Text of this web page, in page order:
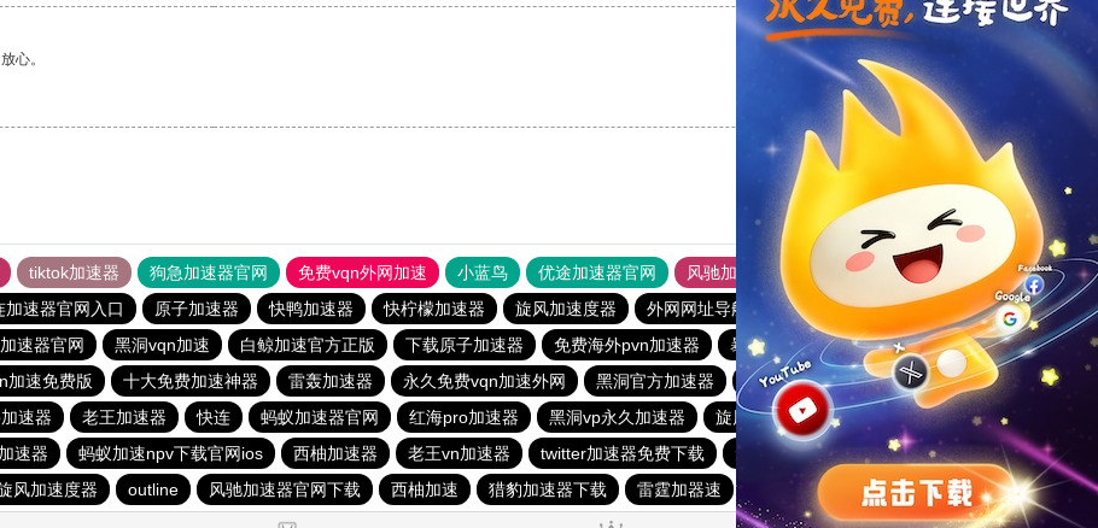
心。
支持
tiktok加速器 狗急加速器官网 免费vqn外网加速 小蓝鸟 优途加速器官网 风驰加速器
旋风加速器
加速器官网入口 原子加速器 快鸭加速器 快柠檬加速器 旋风加速度器 外网网址导航 软件中心 雷霆加速
狂飙加速器
速器官网 黑洞vqn加速 白鲸加速官方正版 下载原子加速器 免费海外pvn加速器
暴雪vp永久免费加速器下载官网
加速免费版 十大免费加速神器 雷轰加速器 永久免费vqn加速外网 黑洞官方加速器 天行vp加速
tyl加速器官网
速器 老王加速器 快连 蚂蚁加速器官网 红海pro加速器 黑洞vp永久加速器 旋风加速度器 快鸭加速器
旋风加速度器
速器 蚂蚁加速npv下载官网ios 西柚加速器 老王vn加速器 twitter加速器免费下载
免费vp试用一小时
风加速度器 outline 风驰加速器官网下载 西柚加速 猎豹加速器下载 雷霆加器速